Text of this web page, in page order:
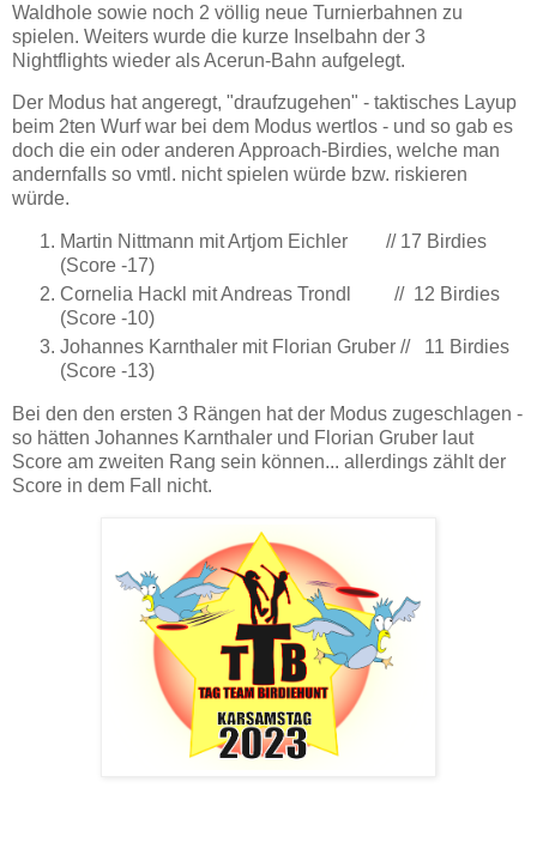
Waldhole sowie noch 2 völlig neue Turnierbahnen zu
spielen. Weiters wurde die kurze Inselbahn der 3
Nightflights wieder als Acerun-Bahn aufgelegt.
Der Modus hat angeregt, "draufzugehen" - taktisches Layup
beim 2ten Wurf war bei dem Modus wertlos - und so gab es
doch die ein oder anderen Approach-Birdies, welche man
andernfalls so vmtl. nicht spielen würde bzw. riskieren
würde.
Martin Nittmann mit Artjom Eichler // 17 Birdies
(Score -17)
Cornelia Hackl mit Andreas Trondl // 12 Birdies
(Score -10)
Johannes Karnthaler mit Florian Gruber // 11 Birdies
(Score -13)
Bei den den ersten 3 Rängen hat der Modus zugeschlagen -
so hätten Johannes Karnthaler und Florian Gruber laut
Score am zweiten Rang sein können... allerdings zählt der
Score in dem Fall nicht.